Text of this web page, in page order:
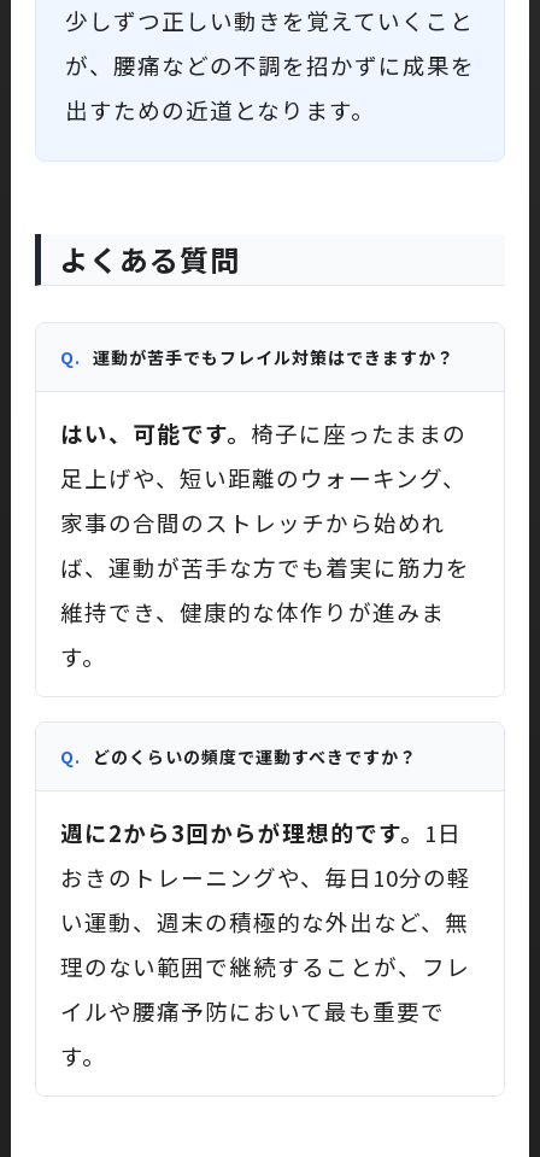
少しずつ正しい動きを覚えていくこと
が、腰痛などの不調を招かずに成果を
出すための近道となります。
よくある質問
Q. 運動が苦手でもフレイル対策はできますか？
はい、可能です。 椅子に座ったままの
足上げや、短い距離のウォーキング、
家事の合間のストレッチから始めれ
ば、運動が苦手な方でも着実に筋力を
維持でき、健康的な体作りが進みま
す。
Q. どのくらいの頻度で運動すべきですか？
週に2から3回からが理想的です。 1日
おきのトレーニングや、毎日10分の軽
い運動、週末の積極的な外出など、無
理のない範囲で継続することが、フレ
イルや腰痛予防において最も重要で
す。